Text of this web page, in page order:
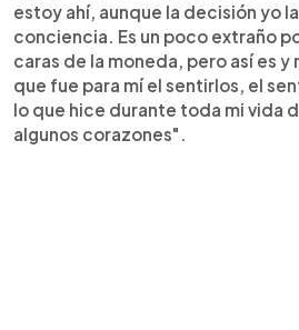
estoy ahí, aunque la decisión yo
conciencia. Es un poco extraño
caras de la moneda, pero así es y
que fue para mí el sentirlos, el
lo que hice durante toda mi vida
algunos corazones".